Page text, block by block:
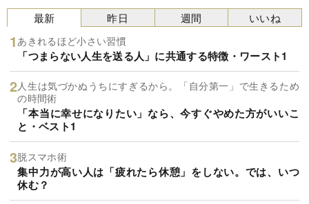
最新
あきれるほど小さい習慣
「つまらない人生を送る人」に共通する特徴・ワースト1
人生は気づかぬうちにすぎるから。「自分第一」で生きるため
の時間術
「本当に幸せになりたい」なら、今すぐやめた方がいいこ
と・ベスト1
脱スマホ術
集中力が高い人は「疲れたら休憩」をしない。では、いつ
休む？
昨日 週間 いいね